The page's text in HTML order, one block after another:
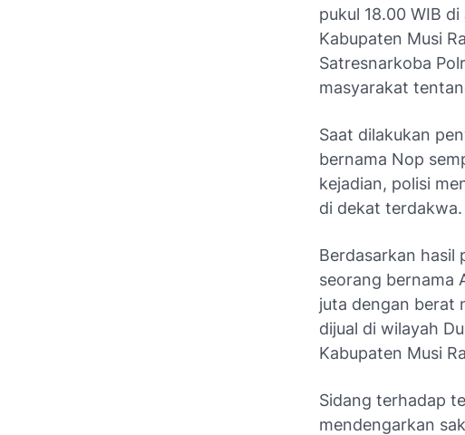
pukul 18.00 WIB
Kabupaten Musi
Satresnarkoba
masyarakat
Saat dilakukan
bernama Nop
kejadian, polisi
di dekat terdakwa.
Berdasarkan hasil
seorang bernama
juta dengan berat
dijual di wilayah
Kabupaten Musi
Sidang terhadap
mendengarkan